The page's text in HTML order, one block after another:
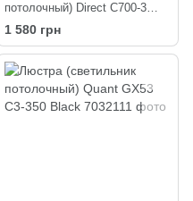
потолочный) Direct C700-3
Black
1 580 грн